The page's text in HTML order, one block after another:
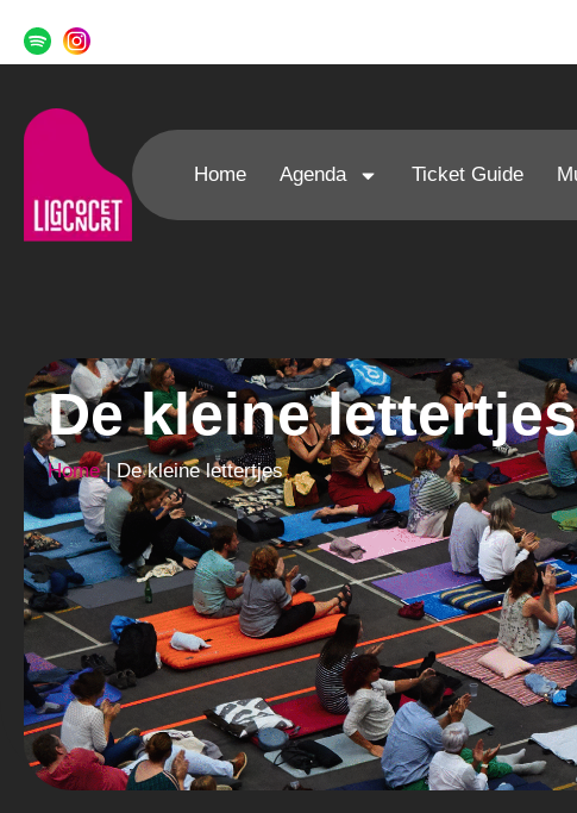
Home Agenda Ticket Guide
De kleine lettertjes
Home|De kleine lettertjes